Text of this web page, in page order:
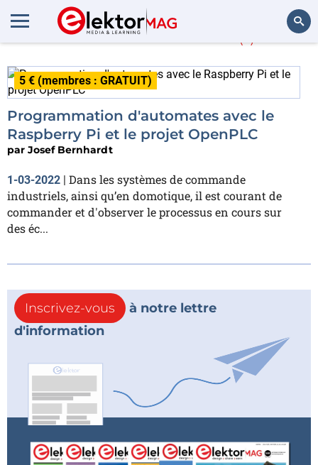
Josef Bernhardt
5 € (membres : GRATUIT)
Programmation d'automates avec le
Raspberry Pi et le projet OpenPLC
par Josef Bernhardt
1-03-2022 | Dans les systèmes de commande
industriels, ainsi qu’en domotique, il est courant de
commander et d'observer le processus en cours sur
des éc...
Inscrivez-vous
à notre lettre
d'information